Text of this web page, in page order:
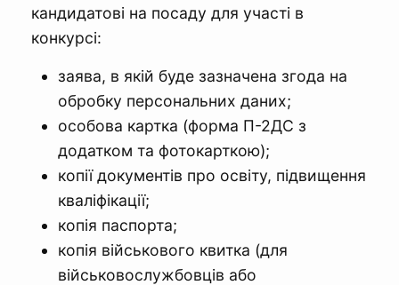
кандидатові на посаду для участі в
конкурсі:
заява, в якій буде зазначена згода на
обробку персональних даних;
особова картка (форма П-2ДС з
додатком та фотокарткою);
копії документів про освіту, підвищення
кваліфікації;
копія паспорта;
копія військового квитка (для
військовослужбовців або